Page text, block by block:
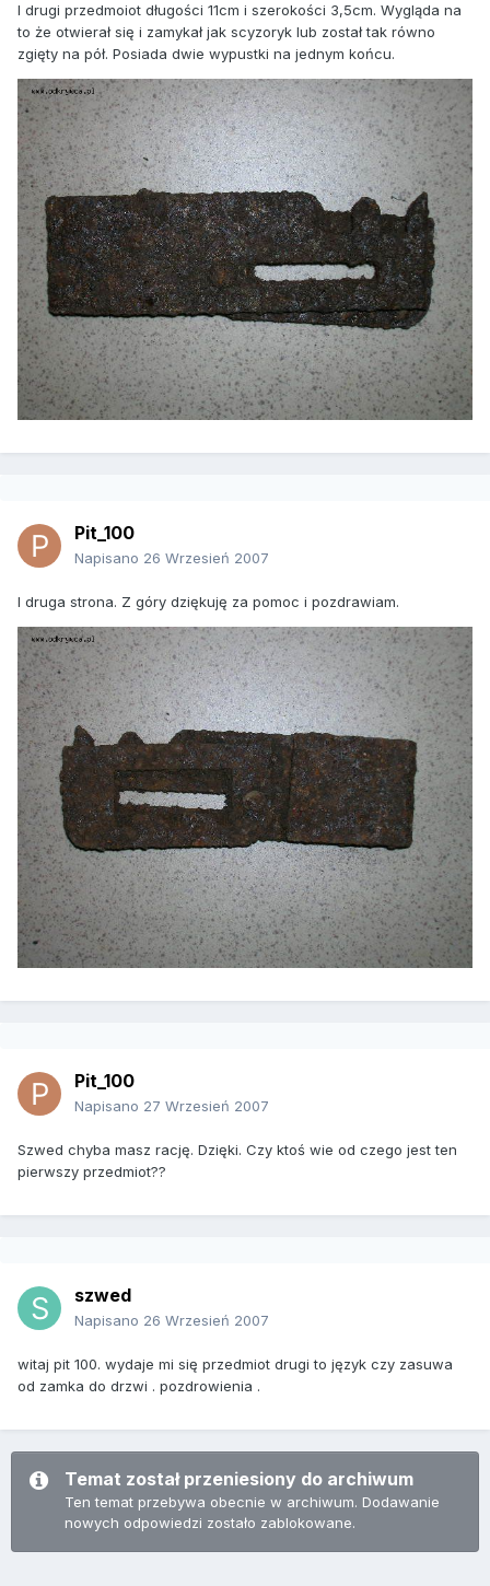
I drugi przedmoiot długości 11cm i szerokości 3,5cm. Wygląda na
to że otwierał się i zamykał jak scyzoryk lub został tak równo
zgięty na pół. Posiada dwie wypustki na jednym końcu.
Pit_100
Napisano 26 Wrzesień 2007
I druga strona. Z góry dziękuję za pomoc i pozdrawiam.
Pit_100
Napisano 27 Wrzesień 2007
Szwed chyba masz rację. Dzięki. Czy ktoś wie od czego jest ten
pierwszy przedmiot??
szwed
Napisano 26 Wrzesień 2007
witaj pit 100. wydaje mi się przedmiot drugi to język czy zasuwa
od zamka do drzwi . pozdrowienia .
Temat został przeniesiony do archiwum
Ten temat przebywa obecnie w archiwum. Dodawanie
nowych odpowiedzi zostało zablokowane.